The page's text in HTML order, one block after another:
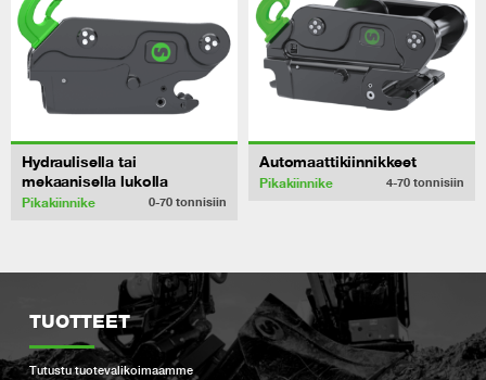
Hydraulisella tai
mekaanisella lukolla
Pikakiinnike 0-70 tonnisiin
Automaattikiinnikkeet
Pikakiinnike 4-70 tonnisiin
TUOTTEET
Tutustu tuotevalikoimaamme